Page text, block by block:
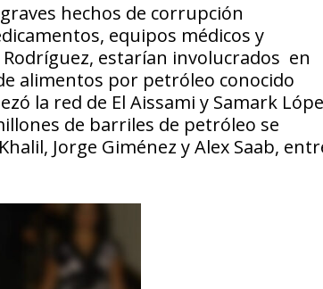
hechos de corrupción
equipos médicos y
estarían involucrados en
alimentos por petróleo conocido
la red de El Aissami y Samark
de barriles de petróleo se
Jorge Giménez y Alex Saab,